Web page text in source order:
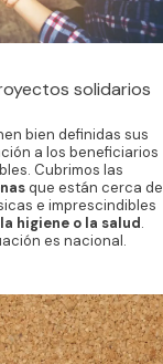
solidarios
bien definidas sus
a los beneficiarios
Cubrimos las
que están cerca de
e imprescindibles
higiene o la salud.
es nacional.